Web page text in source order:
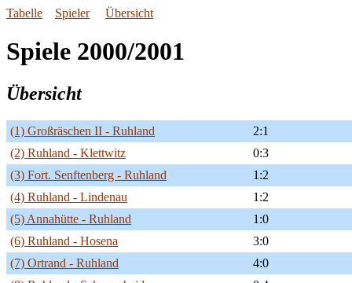
Tabelle Spieler Übersicht
Spiele 2000/2001
Übersicht
(1) Großräschen II - Ruhland
2:1
(2) Ruhland - Klettwitz
0:3
(3) Fort. Senftenberg - Ruhland
1:2
(4) Ruhland - Lindenau
1:2
(5) Annahütte - Ruhland
1:0
(6) Ruhland - Hosena
3:0
(7) Ortrand - Ruhland
4:0